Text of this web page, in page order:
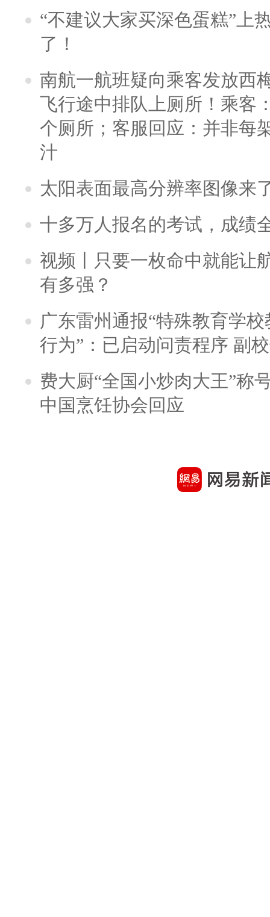
“不建议大家买深色蛋糕”上
了！
南航一航班疑向乘客发放西
飞行途中排队上厕所！乘客
个厕所；客服回应：并非每
汁
太阳表面最高分辨率图像来
十多万人报名的考试，成绩
视频丨只要一枚命中就能让
有多强？
广东雷州通报“特殊教育学
行为”：已启动问责程序 副
费大厨“全国小炒肉大王”称
中国烹饪协会回应